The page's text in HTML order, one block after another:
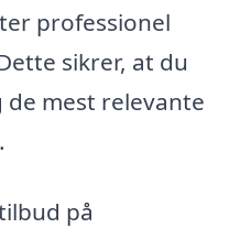
professionel
sikrer, at du
mest relevante
på